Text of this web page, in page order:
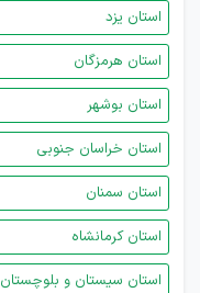
استان یزد
استان هرمزگان
استان بوشهر
استان خراسان جنوبی
استان سمنان
استان کرمانشاه
استان سیستان و بلوچستان